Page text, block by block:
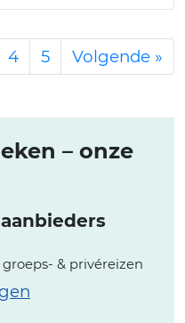
4 5 Volgende »
– onze
groeps- & privéreizen